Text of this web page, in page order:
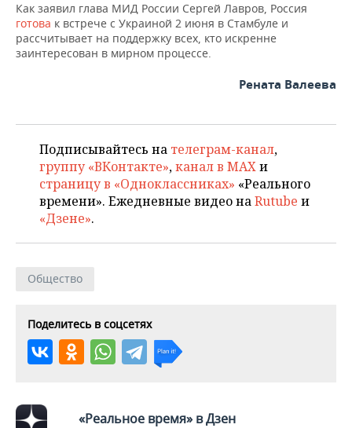
Как заявил глава МИД России Сергей Лавров, Россия
готова к встрече с Украиной 2 июня в Стамбуле и
рассчитывает на поддержку всех, кто искренне
заинтересован в мирном процессе.
Рената Валеева
Подписывайтесь на телеграм-канал,
группу «ВКонтакте»,канал в MAXи
страницу в «Одноклассниках» «Реального
времени». Ежедневные видео наRutube и
«Дзене».
Общество
Поделитесь в соцсетях
«Реальное время» в Дзен